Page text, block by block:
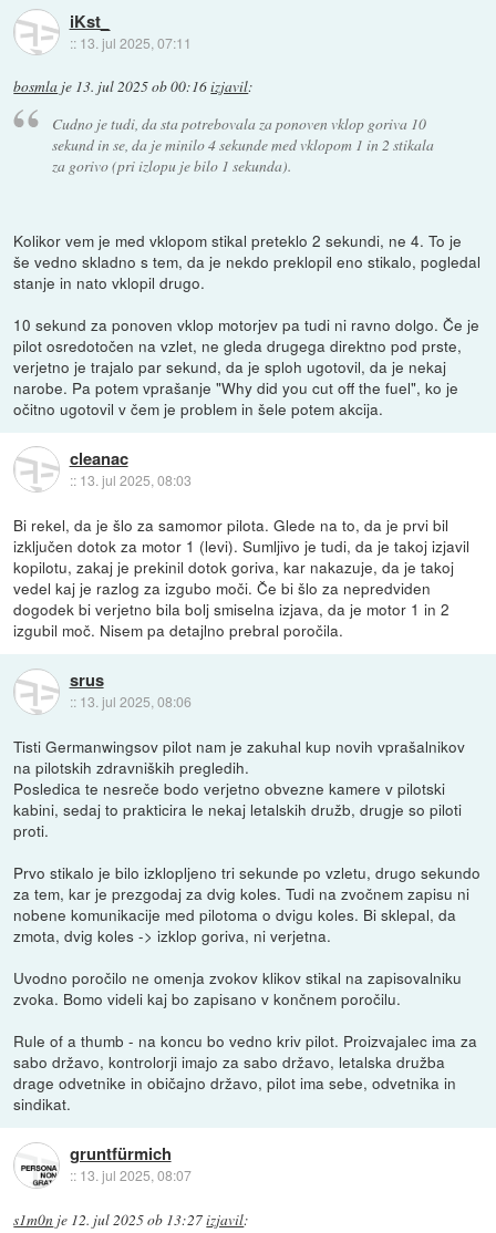
iKst_
:: 13. jul 2025, 07:11
bosmla je 13. jul 2025 ob 00:16izjavil:
Cudno je tudi, da sta potrebovala za ponoven vklop goriva 10
sekund in se, da je minilo 4 sekunde med vklopom 1 in 2 stikala
za gorivo (pri izlopu je bilo 1 sekunda).
Kolikor vem je med vklopom stikal preteklo 2 sekundi, ne 4. To je
še vedno skladno s tem, da je nekdo preklopil eno stikalo, pogledal
stanje in nato vklopil drugo.
10 sekund za ponoven vklop motorjev pa tudi ni ravno dolgo. Če je
pilot osredotočen na vzlet, ne gleda drugega direktno pod prste,
verjetno je trajalo par sekund, da je sploh ugotovil, da je nekaj
narobe. Pa potem vprašanje "Why did you cut off the fuel", ko je
očitno ugotovil v čem je problem in šele potem akcija.
cleanac
:: 13. jul 2025, 08:03
Bi rekel, da je šlo za samomor pilota. Glede na to, da je prvi bil
izključen dotok za motor 1 (levi). Sumljivo je tudi, da je takoj izjavil
kopilotu, zakaj je prekinil dotok goriva, kar nakazuje, da je takoj
vedel kaj je razlog za izgubo moči. Če bi šlo za nepredviden
dogodek bi verjetno bila bolj smiselna izjava, da je motor 1 in 2
izgubil moč. Nisem pa detajlno prebral poročila.
srus
:: 13. jul 2025, 08:06
Tisti Germanwingsov pilot nam je zakuhal kup novih vprašalnikov
na pilotskih zdravniških pregledih.
Posledica te nesreče bodo verjetno obvezne kamere v pilotski
kabini, sedaj to prakticira le nekaj letalskih družb, drugje so piloti
proti.
Prvo stikalo je bilo izklopljeno tri sekunde po vzletu, drugo sekundo
za tem, kar je prezgodaj za dvig koles. Tudi na zvočnem zapisu ni
nobene komunikacije med pilotoma o dvigu koles. Bi sklepal, da
zmota, dvig koles -> izklop goriva, ni verjetna.
Uvodno poročilo ne omenja zvokov klikov stikal na zapisovalniku
zvoka. Bomo videli kaj bo zapisano v končnem poročilu.
Rule of a thumb - na koncu bo vedno kriv pilot. Proizvajalec ima za
sabo državo, kontrolorji imajo za sabo državo, letalska družba
drage odvetnike in običajno državo, pilot ima sebe, odvetnika in
sindikat.
gruntfürmich
:: 13. jul 2025, 08:07
s1m0n je 12. jul 2025 ob 13:27izjavil: